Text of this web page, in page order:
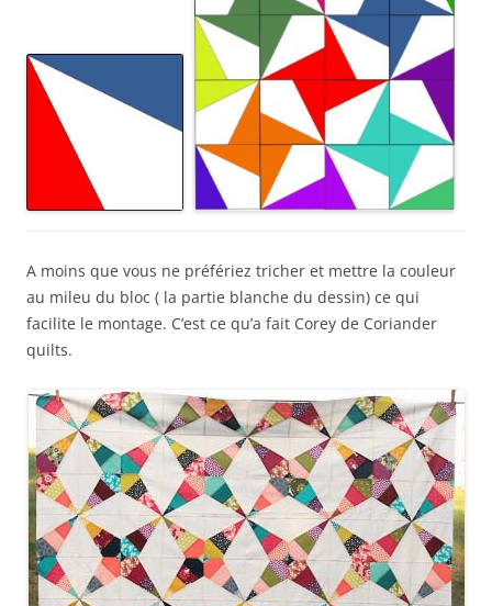
A moins que vous ne préfériez tricher et mettre la couleur
au mileu du bloc ( la partie blanche du dessin) ce qui
facilite le montage. C’est ce qu’a fait Corey de Coriander
quilts.